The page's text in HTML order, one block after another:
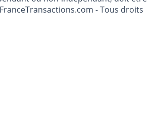
un conseiller en gestion de
ou non-indépendant, doit être